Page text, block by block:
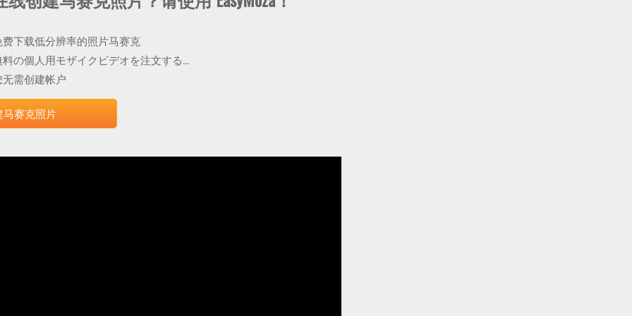
费下载低分辨率的照片马赛克
の個人用モザイクビデオを注文する...
无需创建帐户
马赛克照片